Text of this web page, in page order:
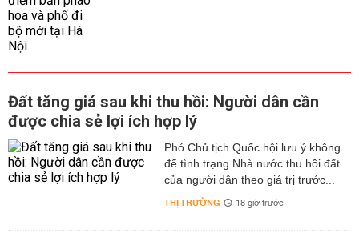
Đất tăng giá sau khi thu hồi: Người dân cần
được chia sẻ lợi ích hợp lý
Phó Chủ tịch Quốc hội lưu ý không
để tình trạng Nhà nước thu hồi đất
của người dân theo giá trị trước...
THỊ TRƯỜNG 18 giờ trước